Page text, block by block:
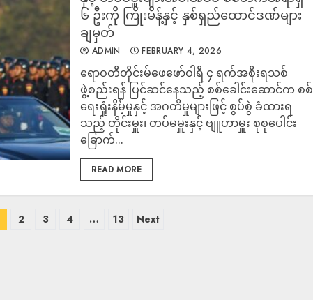
၆ ဦးကို ကြိုးမိန့်နှင့် နှစ်ရှည်ထောင်ဒဏ်များ
ချမှတ်
ADMIN FEBRUARY 4, 2026
ဧရာဝတီတိုင်းမ်ဖေဖော်ဝါရီ ၄ ရက်အစိုးရသစ်
ဖွဲ့စည်းရန် ပြင်ဆင်နေသည့် စစ်ခေါင်းဆောင်က စစ်
ရေးရှုံးနိမ့်မှုနှင့် အဂတိမှုများဖြင့် စွပ်စွဲ ခံထားရ
သည့် တိုင်းမှူး၊ တပ်မမှူးနှင့် ဗျူဟာမှူး စုစုပေါင်း
ခြောက်...
READ MORE
2 3 4 … 13 Next